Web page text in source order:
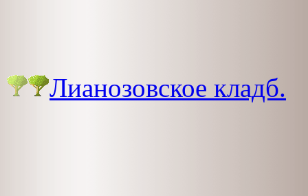
Лианозовское кладб.